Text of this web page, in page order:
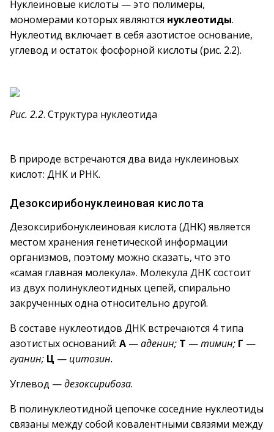
Нуклеиновые кислоты — это полимеры,
мономерами которых являются нуклеотиды.
Нуклеотид включает в себя азотистое основание,
углевод и остаток фосфорной кислоты (рис. 2.2).
Рис. 2.2. Структура нуклеотида
В природе встречаются два вида нуклеиновых
кислот: ДНК и РНК.
Дезоксирибонуклеиновая кислота
Дезоксирибонуклеиновая кислота (ДНК) является
местом хранения генетической информации
организмов, поэтому можно сказать, что это
«самая главная молекула». Молекула ДНК состоит
из двух полинуклеотидных цепей, спирально
закрученных одна относительно другой.
В составе нуклеотидов ДНК встречаются 4 типа
азотистых оснований: А —аденин; Т —тимин; Г —
гуанин; Ц — цитозин.
Углевод —дезоксирибоза.
В полинуклеотидной цепочке соседние нуклеотиды
связаны между собой ковалентными связями между